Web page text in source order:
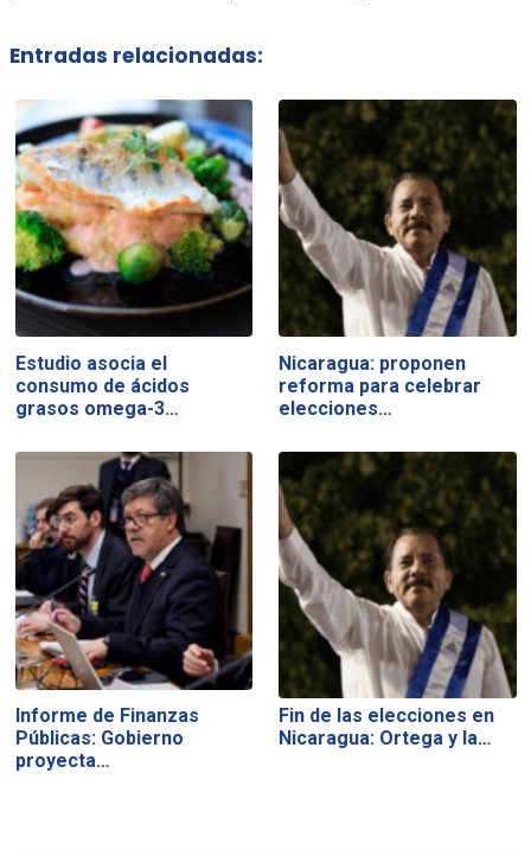
Entradas relacionadas:
Estudio asocia el
consumo de ácidos
grasos omega-3…
Nicaragua: proponen
reforma para celebrar
elecciones…
Informe de Finanzas
Públicas: Gobierno
proyecta…
Fin de las elecciones en
Nicaragua: Ortega y la…